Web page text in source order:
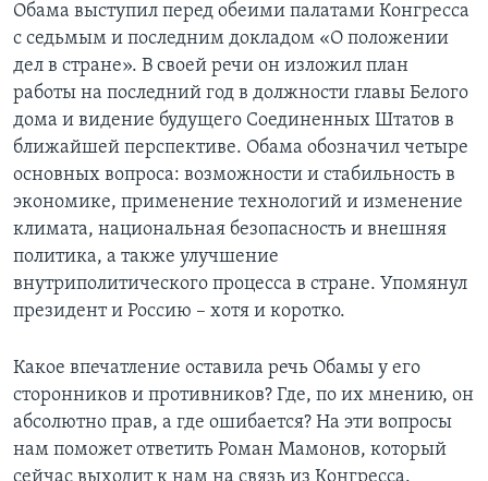
Обама выступил перед обеими палатами Конгресса
с седьмым и последним докладом «О положении
дел в стране». В своей речи он изложил план
работы на последний год в должности главы Белого
дома и видение будущего Соединенных Штатов в
ближайшей перспективе. Обама обозначил четыре
основных вопроса: возможности и стабильность в
экономике, применение технологий и изменение
климата, национальная безопасность и внешняя
политика, а также улучшение
внутриполитического процесса в стране. Упомянул
президент и Россию – хотя и коротко.
Какое впечатление оставила речь Обамы у его
сторонников и противников? Где, по их мнению, он
абсолютно прав, а где ошибается? На эти вопросы
нам поможет ответить Роман Мамонов, который